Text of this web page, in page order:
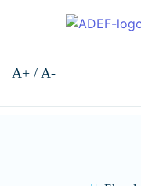
A+ / A-